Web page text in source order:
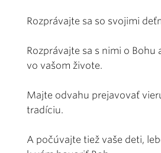
Rozprávajte sa so svojimi
Rozprávajte sa s nimi o Bohu
vo vašom živote.
Majte odvahu prejavovať
tradíciu.
A počúvajte tiež vaše deti,